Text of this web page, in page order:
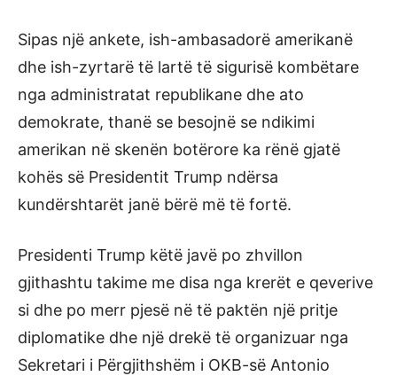
Sipas një ankete, ish-ambasadorë amerikanë
dhe ish-zyrtarë të lartë të sigurisë kombëtare
nga administratat republikane dhe ato
demokrate, thanë se besojnë se ndikimi
amerikan në skenën botërore ka rënë gjatë
kohës së Presidentit Trump ndërsa
kundërshtarët janë bërë më të fortë.
Presidenti Trump këtë javë po zhvillon
gjithashtu takime me disa nga krerët e qeverive
si dhe po merr pjesë në të paktën një pritje
diplomatike dhe një drekë të organizuar nga
Sekretari i Përgjithshëm i OKB-së Antonio